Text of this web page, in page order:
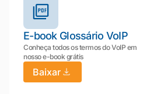
E-book Glossário VoIP
Conheça todos os termos do VoIP em
nosso e-book grátis
Baixar